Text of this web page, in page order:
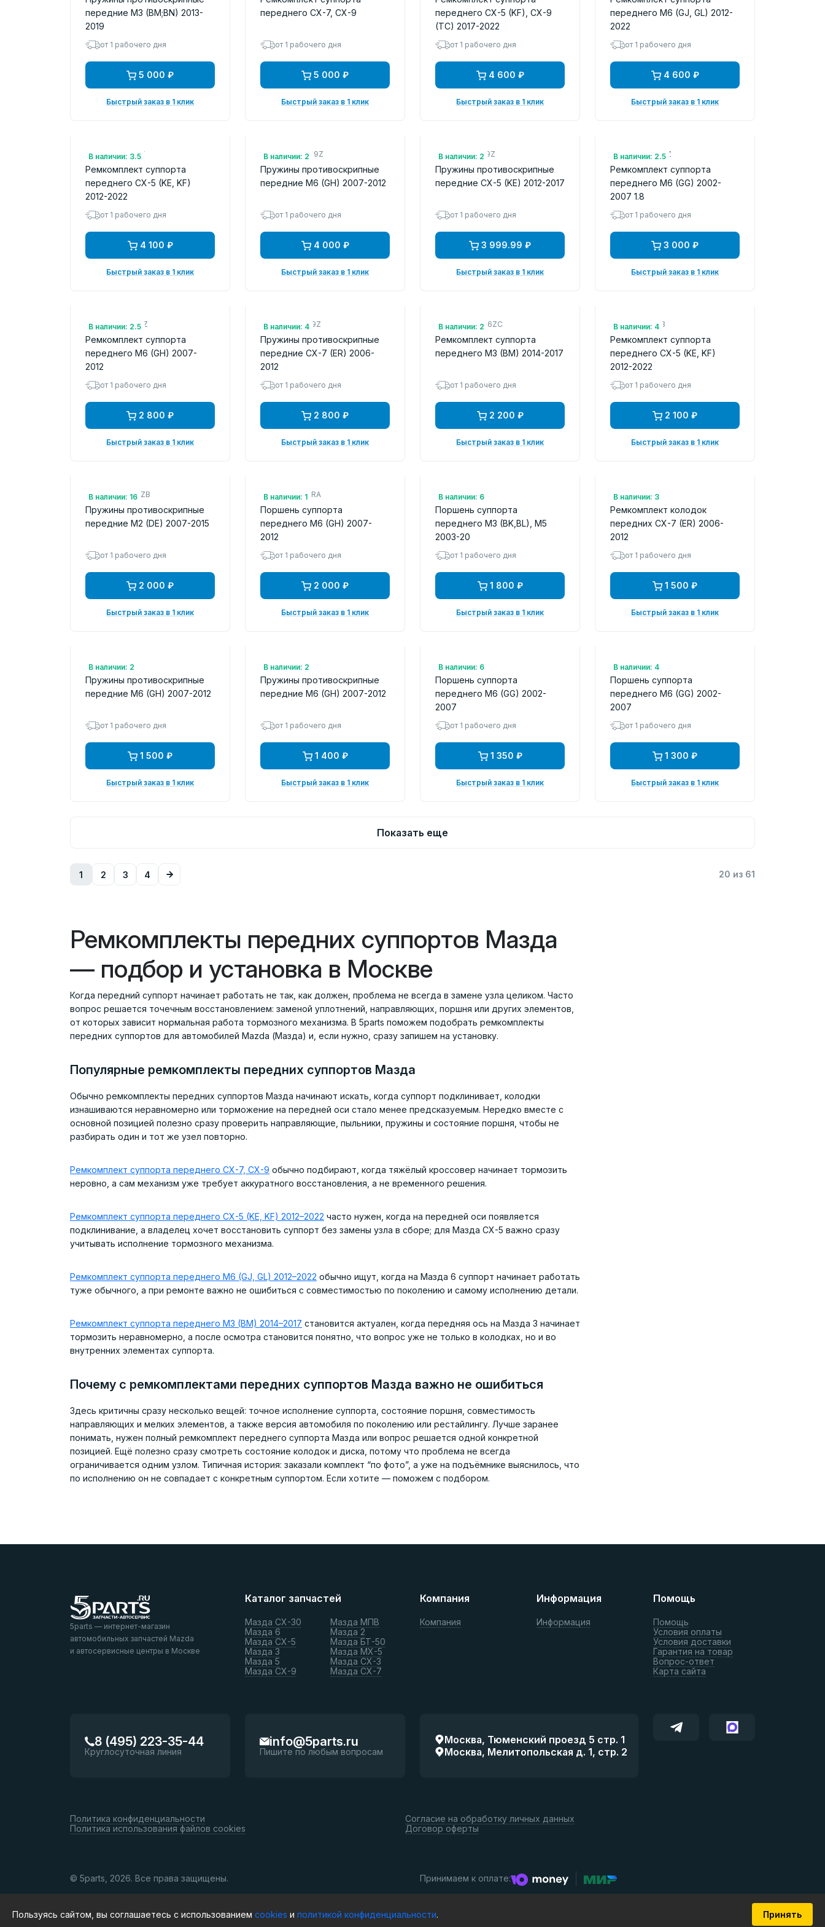
передние M3 (BM;BN) 2013-
2019
от 1 рабочего дня
5 000 ₽
Быстрый заказ в 1 клик
переднего CX-7, CX-9
от 1 рабочего дня
5 000 ₽
Быстрый заказ в 1 клик
переднего CX-5 (KF), CX-9
(TC) 2017-2022
от 1 рабочего дня
4 600 ₽
Быстрый заказ в 1 клик
переднего M6 (GJ, GL) 2012-
2022
от 1 рабочего дня
4 600 ₽
Быстрый заказ в 1 клик
В наличии: 3.5
Арт.: K0Y13326Z
Ремкомплект суппорта
переднего CX-5 (KE, KF)
2012-2022
от 1 рабочего дня
4 100 ₽
Быстрый заказ в 1 клик
В наличии: 2
Арт.: GSYD3329Z
Пружины противоскрипные
передние M6 (GH) 2007-2012
от 1 рабочего дня
4 000 ₽
Быстрый заказ в 1 клик
В наличии: 2
Арт.: K0Y13329Z
Пружины противоскрипные
передние CX-5 (KE) 2012-2017
от 1 рабочего дня
3 999.99 ₽
Быстрый заказ в 1 клик
В наличии: 2.5
Арт.: GJYA3326Z
Ремкомплект суппорта
переднего M6 (GG) 2002-
2007 1.8
от 1 рабочего дня
3 000 ₽
Быстрый заказ в 1 клик
В наличии: 2.5
Арт.: GPYB3326Z
Ремкомплект суппорта
переднего M6 (GH) 2007-
2012
от 1 рабочего дня
2 800 ₽
Быстрый заказ в 1 клик
В наличии: 4
Арт.: L2Y63329Z
Пружины противоскрипные
передние CX-7 (ER) 2006-
2012
от 1 рабочего дня
2 800 ₽
Быстрый заказ в 1 клик
В наличии: 2
Арт.: B4Y03326ZC
Ремкомплект суппорта
переднего M3 (BM) 2014-2017
от 1 рабочего дня
2 200 ₽
Быстрый заказ в 1 клик
В наличии: 4
Арт.: 26010783
Ремкомплект суппорта
переднего CX-5 (KE, KF)
2012-2022
от 1 рабочего дня
2 100 ₽
Быстрый заказ в 1 клик
В наличии: 16
Арт.: DFY13329ZB
Пружины противоскрипные
передние M2 (DE) 2007-2015
от 1 рабочего дня
2 000 ₽
Быстрый заказ в 1 клик
В наличии: 1
Арт.: 6BPR310RA
Поршень суппорта
переднего M6 (GH) 2007-
2012
от 1 рабочего дня
2 000 ₽
Быстрый заказ в 1 клик
В наличии: 6
Арт.: 257911
Поршень суппорта
переднего M3 (BK,BL), M5
2003-20
от 1 рабочего дня
1 800 ₽
Быстрый заказ в 1 клик
В наличии: 3
Арт.: PFK612
Ремкомплект колодок
передних CX-7 (ER) 2006-
2012
от 1 рабочего дня
1 500 ₽
Быстрый заказ в 1 клик
В наличии: 2
Арт.: 1091791
Пружины противоскрипные
передние M6 (GH) 2007-2012
от 1 рабочего дня
1 500 ₽
Быстрый заказ в 1 клик
В наличии: 2
Арт.: D42856A
Пружины противоскрипные
передние M6 (GH) 2007-2012
от 1 рабочего дня
1 400 ₽
Быстрый заказ в 1 клик
В наличии: 6
Арт.: 257923
Поршень суппорта
переднего M6 (GG) 2002-
2007
от 1 рабочего дня
1 350 ₽
Быстрый заказ в 1 клик
В наличии: 4
Арт.: 257955
Поршень суппорта
переднего M6 (GG) 2002-
2007
от 1 рабочего дня
1 300 ₽
Быстрый заказ в 1 клик
Показать еще
1 2 3 4 20 из 61
Ремкомплекты передних суппортов Мазда
— подбор и установка в Москве
Когда передний суппорт начинает работать не так, как должен, проблема не всегда в замене узла целиком. Часто
вопрос решается точечным восстановлением: заменой уплотнений, направляющих, поршня или других элементов,
от которых зависит нормальная работа тормозного механизма. В 5parts поможем подобрать ремкомплекты
передних суппортов для автомобилей Mazda (Мазда) и, если нужно, сразу запишем на установку.
Популярные ремкомплекты передних суппортов Мазда
Обычно ремкомплекты передних суппортов Мазда начинают искать, когда суппорт подклинивает, колодки
изнашиваются неравномерно или торможение на передней оси стало менее предсказуемым. Нередко вместе с
основной позицией полезно сразу проверить направляющие, пыльники, пружины и состояние поршня, чтобы не
разбирать один и тот же узел повторно.
Ремкомплект суппорта переднего CX-7, CX-9 обычно подбирают, когда тяжёлый кроссовер начинает тормозить
неровно, а сам механизм уже требует аккуратного восстановления, а не временного решения.
Ремкомплект суппорта переднего CX-5 (KE, KF) 2012–2022 часто нужен, когда на передней оси появляется
подклинивание, а владелец хочет восстановить суппорт без замены узла в сборе; для Мазда CX-5 важно сразу
учитывать исполнение тормозного механизма.
Ремкомплект суппорта переднего M6 (GJ, GL) 2012–2022 обычно ищут, когда на Мазда 6 суппорт начинает работать
туже обычного, а при ремонте важно не ошибиться с совместимостью по поколению и самому исполнению детали.
Ремкомплект суппорта переднего M3 (BM) 2014–2017 становится актуален, когда передняя ось на Мазда 3 начинает
тормозить неравномерно, а после осмотра становится понятно, что вопрос уже не только в колодках, но и во
внутренних элементах суппорта.
Почему с ремкомплектами передних суппортов Мазда важно не ошибиться
Здесь критичны сразу несколько вещей: точное исполнение суппорта, состояние поршня, совместимость
направляющих и мелких элементов, а также версия автомобиля по поколению или рестайлингу. Лучше заранее
понимать, нужен полный ремкомплект переднего суппорта Мазда или вопрос решается одной конкретной
позицией. Ещё полезно сразу смотреть состояние колодок и диска, потому что проблема не всегда
ограничивается одним узлом. Типичная история: заказали комплект “по фото”, а уже на подъёмнике выяснилось, что
по исполнению он не совпадает с конкретным суппортом. Если хотите — поможем с подбором.
5parts — интернет-магазин
автомобильных запчастей Mazda
и автосервисные центры в Москве
Каталог запчастей
Мазда СХ-30
Мазда 6
Мазда СХ-5
Мазда 3
Мазда 5
Мазда СХ-9
Мазда МПВ
Мазда 2
Мазда БТ-50
Мазда МХ-5
Мазда СХ-3
Мазда СХ-7
Компания
Компания
Информация
Информация
Помощь
Помощь
Условия оплаты
Условия доставки
Гарантия на товар
Вопрос-ответ
Карта сайта
8 (495) 223-35-44
Круглосуточная линия
info@5parts.ru
Пишите по любым вопросам
Москва, Тюменский проезд 5 стр. 1
Москва, Мелитопольская д. 1, стр. 2
Политика конфиденциальности
Согласие на обработку личных данных
Политика использования файлов cookies
Договор оферты
Принимаем к оплате:
© 5parts, 2026. Все права защищены.
Пользуясь сайтом, вы соглашаетесь с использованием cookies и политикой конфиденциальности. Принять